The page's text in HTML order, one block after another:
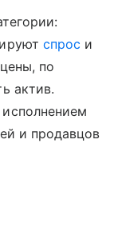
спрос и
по
актив.
и продавцов